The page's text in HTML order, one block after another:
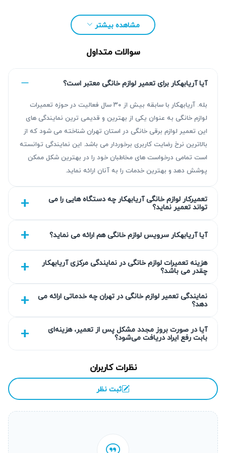
برای تعمیرات ارائه شده تضمین‌کننده‌ی کیفیت خدمات است.
هزینه‌ها نیز بر اساس تعرفه‌های اتحادیه منصفانه تعیین می‌شود.
شما می‌توانید برای ثبت درخواست خود به صورت تلفنی یا تکمیل
زیرا مشکلات جزئی در عملکرد دستگاه ممکن است به سرعت
باعث بروز خرابی‌های گسترده‌تر و توقف کامل دستگاه شود. عدم
رسیدگی به موقع می‌تواند باعث افزایش هزینه تعمیرات و
مصرف انرژی شود؛ بنابراین
تعمیرات اتو پرس وایت مور
پرس وایت مورانجام شود. خدمات تعمیراتو پرس وایت مور
دستگاه شما فراهم می‌کند.
خرابی بیشتر و افزایش هزینه تعمیر
شایع است که مشکلات کوچک مثل خطاهای نرم‌افزاری، خرابی
سنسور یا قطعات جزئی اگر به موقع برطرف نشوند، باعث
آسیب شدید به قطعات اصلی
می‌شود. این
مشاهده بیشتر
سوالات متداول
آیا آریابهکار برای تعمیر لوازم خانگی معتبر است؟
بله. آریابهکار با سابقه بیش از ۳۰ سال فعالیت در حوزه تعمیرات
لوازم خانگی به عنوان یکی از بهترین و قدیمی ترین نمایندگی های
این تعمیر لوازم برقی خانگی در استان تهران شناخته می شود که از
بالاترین نرخ رضایت کاربری برخوردار می باشد. این نمایندگی توانسته
است تمامی درخواست های مخاطبان خود را در بهترین شکل ممکن
پوشش دهد و بهترین خدمات را به آنان ارائه نماید.
تعمیرکار لوازم خانگی آریابهکار چه دستگاه هایی را می
تواند تعمیر نماید؟
آیا آریابهکار سرویس لوازم خانگی هم ارائه می نماید؟
هزینه تعمیرات لوازم خانگی در نمایندگی مرکزی آریابهکار
چقدر می باشد؟
نمایندگی تعمیر لوازم خانگی در تهران چه خدماتی ارائه می
دهد؟
آیا در صورت بروز مجدد مشکل پس از تعمیر، هزینه‌ای
بابت رفع ایراد دریافت می‌شود؟
نظرات کاربران
ثبت نظر